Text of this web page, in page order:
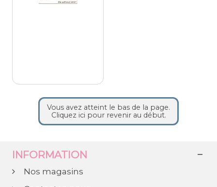
Vous avez atteint le bas de la page.
Cliquez ici pour revenir au début.
INFORMATION
Nos magasins